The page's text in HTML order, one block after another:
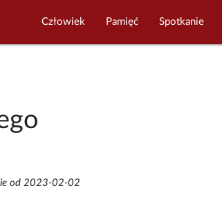
Człowiek Pamięć Spotkanie
od 2023-02-02